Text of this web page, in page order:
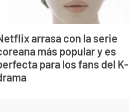
arrasa con la serie
más popular y es
para los fans del K-